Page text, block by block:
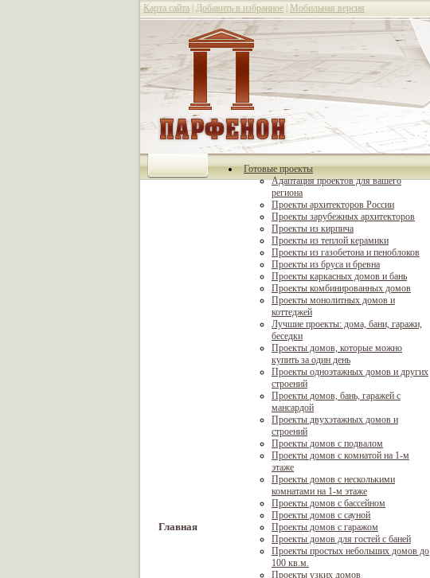
Карта сайта Добавить в избранное Мобильная версия
Главная
Готовые проекты
Адаптация проектов для вашего
региона
Проекты архитекторов России
Проекты зарубежных архитекторов
Проекты из кирпича
Проекты из теплой керамики
Проекты из газобетона и пеноблоков
Проекты из бруса и бревна
Проекты каркасных домов и бань
Проекты комбинированных домов
Проекты монолитных домов и
коттеджей
Лучшие проекты: дома, бани, гаражи,
беседки
Проекты домов, которые можно
купить за один день
Проекты одноэтажных домов и других
строений
Проекты домов, бань, гаражей с
мансардой
Проекты двухэтажных домов и
строений
Проекты домов с подвалом
Проекты домов с комнатой на 1-м
этаже
Проекты домов с несколькими
комнатами на 1-м этаже
Проекты домов с бассейном
Проекты домов с сауной
Проекты домов с гаражом
Проекты домов для гостей с баней
Проекты простых небольших домов до
100 кв.м.
Проекты узких домов